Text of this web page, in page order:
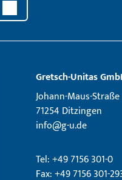
Gretsch­-Unitas
Johann-Maus-Straße
71254 Ditzingen
info@g-u.de
Tel: +49 7156 301-0
Fax: +49 7156 301-